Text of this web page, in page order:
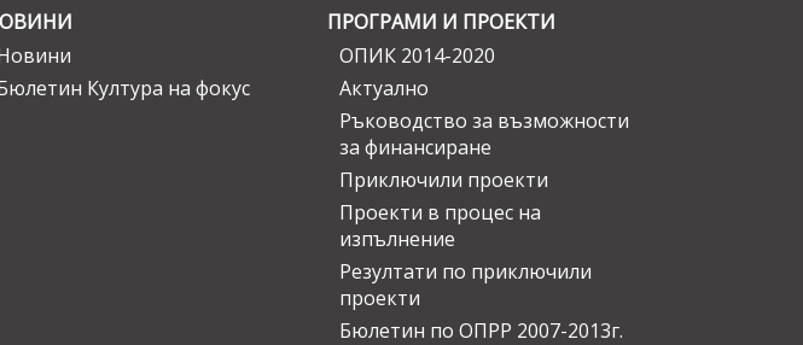
Култура на фокус
ПРОГРАМИ И ПРОЕКТИ
ОПИК 2014-2020
Актуално
Ръководство за възможности
за финансиране
Приключили проекти
Проекти в процес на
изпълнение
Резултати по приключили
проекти
Бюлетин по ОПРР 2007-2013г.